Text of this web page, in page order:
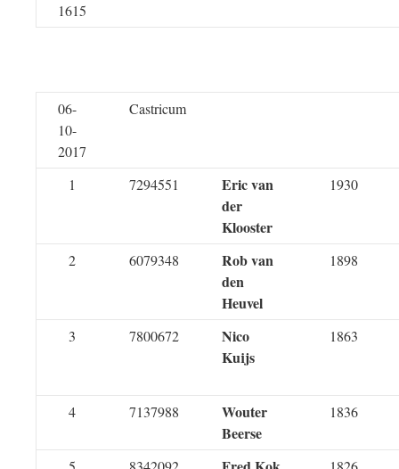
1615
06-
10-
2017
Castricum
1 7294551
Eric van
der
Klooster
1930
2 6079348
Rob van
den
Heuvel
1898
3 7800672
Nico
Kuijs
1863
4 7137988
Wouter
Beerse
1836